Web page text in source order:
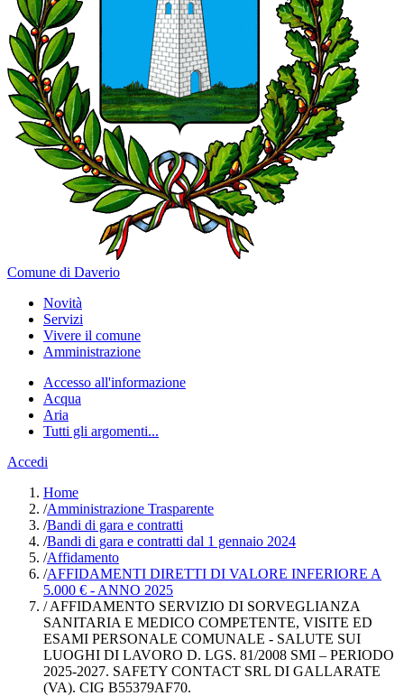
Comune di Daverio
Novità
Servizi
Vivere il comune
Amministrazione
Accesso all'informazione
Acqua
Aria
Tutti gli argomenti...
Accedi
Home
/Amministrazione Trasparente
/Bandi di gara e contratti
/Bandi di gara e contratti dal 1 gennaio 2024
/Affidamento
/AFFIDAMENTI DIRETTI DI VALORE INFERIORE A
5.000 € - ANNO 2025
/AFFIDAMENTO SERVIZIO DI SORVEGLIANZA
SANITARIA E MEDICO COMPETENTE, VISITE ED
ESAMI PERSONALE COMUNALE - SALUTE SUI
LUOGHI DI LAVORO D. LGS. 81/2008 SMI – PERIODO
2025-2027. SAFETY CONTACT SRL DI GALLARATE
(VA). CIG B55379AF70.